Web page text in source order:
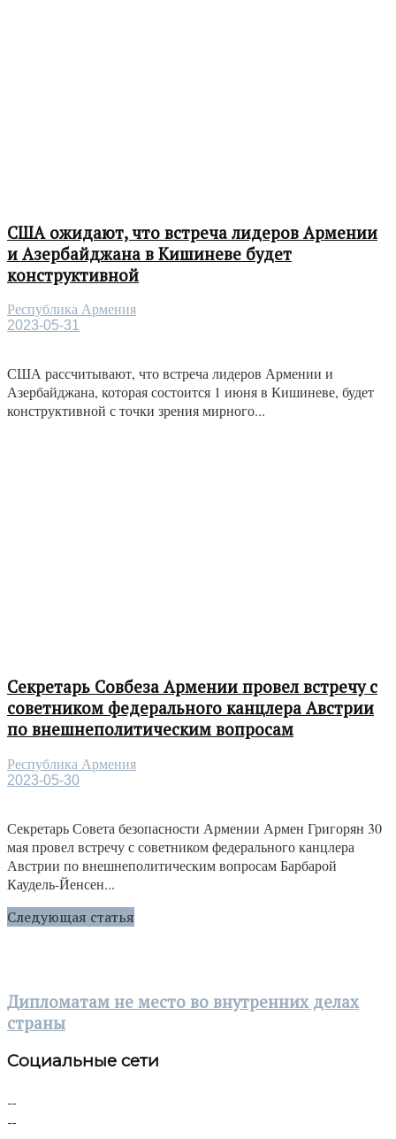
США ожидают, что встреча лидеров Армении
и Азербайджана в Кишиневе будет
конструктивной
Республика Армения
2023-05-31
США рассчитывают, что встреча лидеров Армении и
Азербайджана, которая состоится 1 июня в Кишиневе, будет
конструктивной с точки зрения мирного...
Секретарь Совбеза Армении провел встречу с
советником федерального канцлера Австрии
по внешнеполитическим вопросам
Республика Армения
2023-05-30
Секретарь Совета безопасности Армении Армен Григорян 30
мая провел встречу с советником федерального канцлера
Австрии по внешнеполитическим вопросам Барбарой
Каудель-Йенсен...
Следующая статья
Дипломатам не место во внутренних делах
страны
Социальные сети